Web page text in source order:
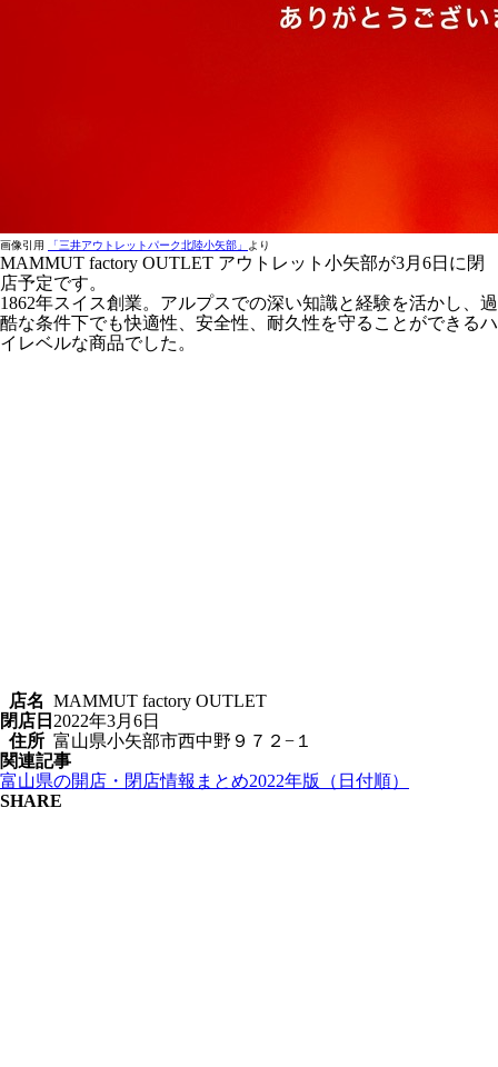
画像引用 「三井アウトレットパーク北陸小矢部」 より
MAMMUT factory OUTLET アウトレット小矢部が3月6日に閉
店予定です。
1862年スイス創業。アルプスでの深い知識と経験を活かし、過
酷な条件下でも快適性、安全性、耐久性を守ることができるハ
イレベルな商品でした。
店名 MAMMUT factory OUTLET
閉店日 2022年3月6日
住所 富山県小矢部市西中野９７２−１
関連記事
富山県の開店・閉店情報まとめ2022年版（日付順）
SHARE